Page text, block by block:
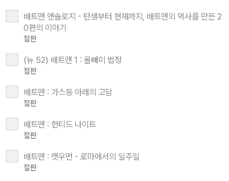
배트맨 앤솔로지 - 탄생부터 현재까지, 배트맨의 역사를 만든 2
0편의 이야기
절판
(뉴 52) 배트맨 1 : 올빼미 법정
절판
배트맨 : 가스등 아래의 고담
절판
배트맨 : 헌티드 나이트
절판
배트맨 : 캣우먼 - 로마에서의 일주일
절판